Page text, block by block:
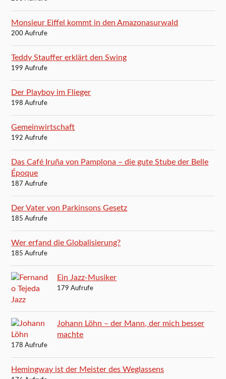
Monsieur Eiffel kommt in den Amazonasurwald
200 Aufrufe
Teddy Stauffer erklärt den Swing
199 Aufrufe
Der Playboy im Flieger
198 Aufrufe
Gemeinwirtschaft
192 Aufrufe
Das Café Iruña von Pamplona – die gute Stube der Belle
Époque
187 Aufrufe
Der Vater von Parkinsons Gesetz
185 Aufrufe
Wer erfand die Globalisierung?
185 Aufrufe
Ein Jazz-Musiker
179 Aufrufe
Johann Löhn – der Mann, der mich besser
machte
178 Aufrufe
Hemingway ist der Meister des Weglassens